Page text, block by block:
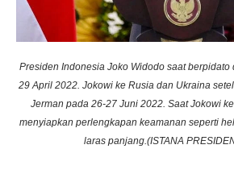
Presiden Indonesia Joko Widodo saat berpidato
29 April 2022. Jokowi ke Rusia dan Ukraina
Jerman pada 26-27 Juni 2022. Saat Jokowi
menyiapkan perlengkapan keamanan seperti
laras panjang.(ISTANA